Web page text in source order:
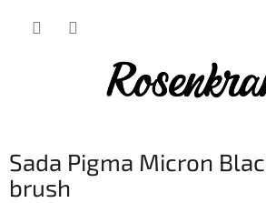
Sada Pigma Micron
brush